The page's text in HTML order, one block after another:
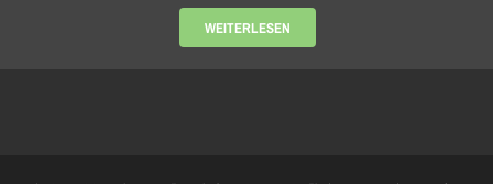
WEITERLESEN